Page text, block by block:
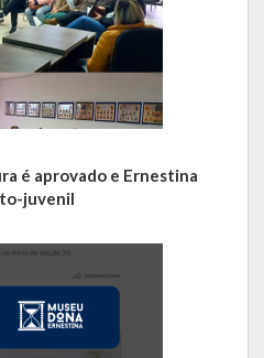
é aprovado e Ernestina
juvenil